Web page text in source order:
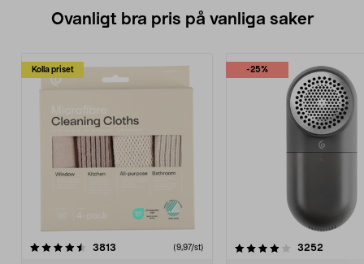
Ovanligt bra pris på vanliga saker
Kolla priset
3813 (9,97/st)
-25%
4.0av 5 stjärnor 3252
4.5av 5 stjärnor